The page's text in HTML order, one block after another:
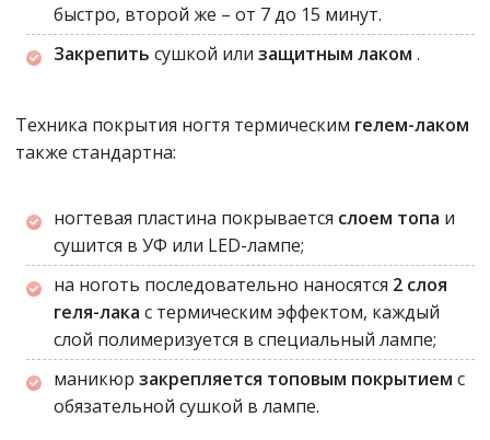
быстро, второй же – от 7 до 15 минут.
Закрепить сушкой или защитным лаком .
Техника покрытия ногтя термическим гелем-лаком
также стандартна:
ногтевая пластина покрывается слоем топа и
сушится в УФ или LED-лампе;
на ноготь последовательно наносятся 2 слоя
геля-лака с термическим эффектом, каждый
слой полимеризуется в специальный лампе;
маникюр закрепляется топовым покрытием с
обязательной сушкой в лампе.